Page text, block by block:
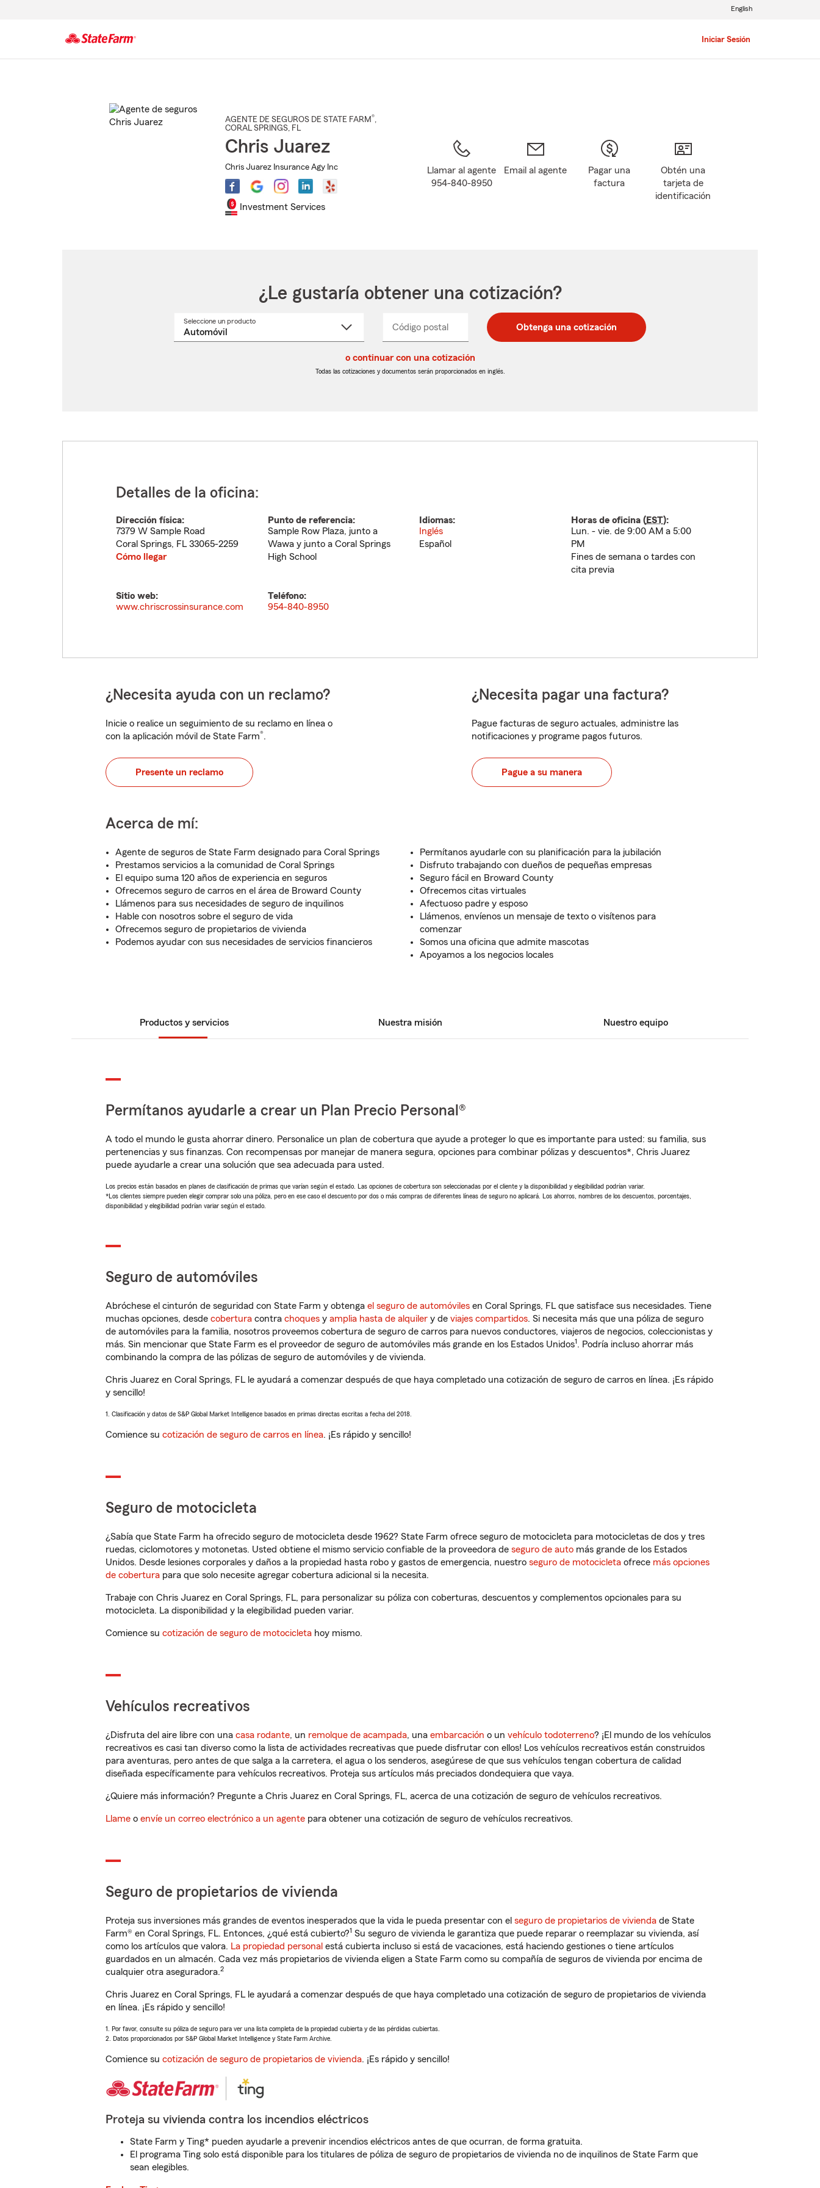
Iniciar Sesión
English
AGENTE DE SEGUROS DE STATE FARM®,
CORAL SPRINGS, FL
Chris Juarez
Chris Juarez Insurance Agy Inc
Investment Services
Llamar al agente
954-840-8950
Email al agente
Pagar una
factura
Obtén una
tarjeta de
identificación
¿Le gustaría obtener una cotización?
Seleccione un productoSeleccione
Código postal
postal
de
postal
de
_____ Obtenga una cotización
o continuar con una cotización
Todas las cotizaciones y documentos serán proporcionados en inglés.
Detalles de la oficina:
Dirección física:
7379 W Sample Road
Coral Springs, FL 33065-2259
Cómo llegar
Punto de referencia:
Sample Row Plaza, junto a
Wawa y junto a Coral Springs
High School
Idiomas:
Inglés
Español
Horas de oficina (EST):
Lun. - vie. de 9:00 AM a 5:00
PM
Fines de semana o tardes con
cita previa
Sitio web:
www.chriscrossinsurance.com
Teléfono:
954-840-8950
¿Necesita ayuda con un reclamo?
Inicie o realice un seguimiento de su reclamo en línea o
con la aplicación móvil de State Farm®.
Presente un reclamo
¿Necesita pagar una factura?
Pague facturas de seguro actuales, administre las
notificaciones y programe pagos futuros.
Pague a su manera
Acerca de mí:
Agente de seguros de State Farm designado para Coral Springs
Prestamos servicios a la comunidad de Coral Springs
El equipo suma 120 años de experiencia en seguros
Ofrecemos seguro de carros en el área de Broward County
Llámenos para sus necesidades de seguro de inquilinos
Hable con nosotros sobre el seguro de vida
Ofrecemos seguro de propietarios de vivienda
Podemos ayudar con sus necesidades de servicios financieros
Permítanos ayudarle con su planificación para la jubilación
Disfruto trabajando con dueños de pequeñas empresas
Seguro fácil en Broward County
Ofrecemos citas virtuales
Afectuoso padre y esposo
Llámenos, envíenos un mensaje de texto o visítenos para
comenzar
Somos una oficina que admite mascotas
Apoyamos a los negocios locales
Productos y servicios Nuestra misión Nuestro equipo
Permítanos ayudarle a crear un Plan Precio Personal®
A todo el mundo le gusta ahorrar dinero. Personalice un plan de cobertura que ayude a proteger lo que es importante para usted: su familia, sus
pertenencias y sus finanzas. Con recompensas por manejar de manera segura, opciones para combinar pólizas y descuentos*, Chris Juarez
puede ayudarle a crear una solución que sea adecuada para usted.
Los precios están basados en planes de clasificación de primas que varían según el estado. Las opciones de cobertura son seleccionadas por el cliente y la disponibilidad y elegibilidad podrían variar.
*Los clientes siempre pueden elegir comprar solo una póliza, pero en ese caso el descuento por dos o más compras de diferentes líneas de seguro no aplicará. Los ahorros, nombres de los descuentos, porcentajes,
disponibilidad y elegibilidad podrían variar según el estado.
Seguro de automóviles
Abróchese el cinturón de seguridad con State Farm y obtenga el seguro de automóviles en Coral Springs, FL que satisface sus necesidades. Tiene
muchas opciones, desde cobertura contra choques y amplia hasta de alquiler y de viajes compartidos. Si necesita más que una póliza de seguro
de automóviles para la familia, nosotros proveemos cobertura de seguro de carros para nuevos conductores, viajeros de negocios, coleccionistas y
más. Sin mencionar que State Farm es el proveedor de seguro de automóviles más grande en los Estados Unidos1. Podría incluso ahorrar más
combinando la compra de las pólizas de seguro de automóviles y de vivienda.
Chris Juarez en Coral Springs, FL le ayudará a comenzar después de que haya completado una cotización de seguro de carros en línea. ¡Es rápido
y sencillo!
1. Clasificación y datos de S&P Global Market Intelligence basados en primas directas escritas a fecha del 2018.
Comience su cotización de seguro de carros en línea. ¡Es rápido y sencillo!
Seguro de motocicleta
¿Sabía que State Farm ha ofrecido seguro de motocicleta desde 1962? State Farm ofrece seguro de motocicleta para motocicletas de dos y tres
ruedas, ciclomotores y motonetas. Usted obtiene el mismo servicio confiable de la proveedora de seguro de auto más grande de los Estados
Unidos. Desde lesiones corporales y daños a la propiedad hasta robo y gastos de emergencia, nuestro seguro de motocicleta ofrece más opciones
de cobertura para que solo necesite agregar cobertura adicional si la necesita.
Trabaje con Chris Juarez en Coral Springs, FL, para personalizar su póliza con coberturas, descuentos y complementos opcionales para su
motocicleta. La disponibilidad y la elegibilidad pueden variar.
Comience su cotización de seguro de motocicleta hoy mismo.
Vehículos recreativos
¿Disfruta del aire libre con una casa rodante, un remolque de acampada, una embarcación o un vehículo todoterreno? ¡El mundo de los vehículos
recreativos es casi tan diverso como la lista de actividades recreativas que puede disfrutar con ellos! Los vehículos recreativos están construidos
para aventuras, pero antes de que salga a la carretera, el agua o los senderos, asegúrese de que sus vehículos tengan cobertura de calidad
diseñada específicamente para vehículos recreativos. Proteja sus artículos más preciados dondequiera que vaya.
¿Quiere más información? Pregunte a Chris Juarez en Coral Springs, FL, acerca de una cotización de seguro de vehículos recreativos.
Llame o envíe un correo electrónico a un agente para obtener una cotización de seguro de vehículos recreativos.
Seguro de propietarios de vivienda
Proteja sus inversiones más grandes de eventos inesperados que la vida le pueda presentar con el seguro de propietarios de vivienda de State
Farm® en Coral Springs, FL. Entonces, ¿qué está cubierto?1 Su seguro de vivienda le garantiza que puede reparar o reemplazar su vivienda, así
como los artículos que valora. La propiedad personal está cubierta incluso si está de vacaciones, está haciendo gestiones o tiene artículos
guardados en un almacén. Cada vez más propietarios de vivienda eligen a State Farm como su compañía de seguros de vivienda por encima de
cualquier otra aseguradora.2
Chris Juarez en Coral Springs, FL le ayudará a comenzar después de que haya completado una cotización de seguro de propietarios de vivienda
en línea. ¡Es rápido y sencillo!
1. Por favor, consulte su póliza de seguro para ver una lista completa de la propiedad cubierta y de las pérdidas cubiertas.
2. Datos proporcionados por S&P Global Market Intelligence y State Farm Archive.
Comience su cotización de seguro de propietarios de vivienda. ¡Es rápido y sencillo!
Proteja su vivienda contra los incendios eléctricos
State Farm y Ting* pueden ayudarle a prevenir incendios eléctricos antes de que ocurran, de forma gratuita.
El programa Ting solo está disponible para los titulares de póliza de seguro de propietarios de vivienda no de inquilinos de State Farm que
sean elegibles.